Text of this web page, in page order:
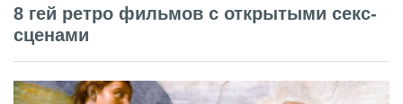
8 гей ретро фильмов с открытыми секс-
сценами